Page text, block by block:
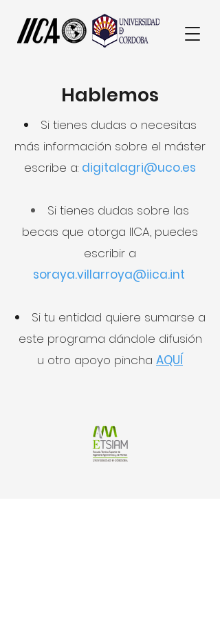
Hablemos
Si tienes dudas o necesitas
más información sobre el máster
escribe a: digitalagri@uco.es
Si tienes dudas sobre las
becas que otorga IICA, puedes
escribir a
soraya.villarroya@iica.int
Si tu entidad quiere sumarse a
este programa dándole difusión
u otro apoyo pincha AQUÍ